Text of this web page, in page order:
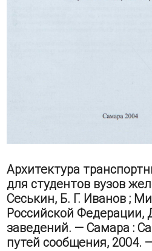
Архитектура
для студентов вузов
Сеськин, Б. Г. Иванов ;
Российской Федерации,
заведений. — Самара :
путей сообщения, 2004.